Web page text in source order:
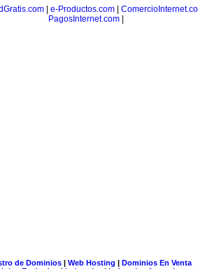
e-Productos.com
PagosInternet.com
de Dominios| Web Hosting | Dominios En Venta